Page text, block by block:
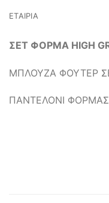
ΕΤΑΙΡΊΑ
ΣΕΤ ΦΟΡΜΑ HIGH
ΜΠΛΟΥΖΑ ΦΟΥΤΕΡ
ΠΑΝΤΕΛΟΝΙ